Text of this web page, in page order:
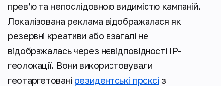
превʼю та непослідовною видимістю кампаній.
Локалізована реклама відображалася як
резервні креативи або взагалі не
відображалась через невідповідності IP-
геолокації. Вони використовували
геотаргетовані резидентські проксі з